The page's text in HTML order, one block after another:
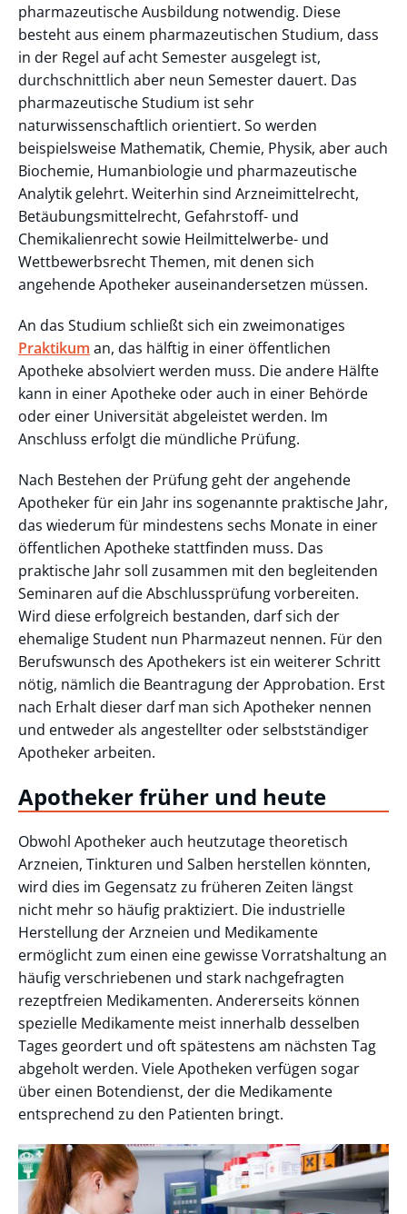
pharmazeutische Ausbildung notwendig. Diese
besteht aus einem pharmazeutischen Studium, dass
in der Regel auf acht Semester ausgelegt ist,
durchschnittlich aber neun Semester dauert. Das
pharmazeutische Studium ist sehr
naturwissenschaftlich orientiert. So werden
beispielsweise Mathematik, Chemie, Physik, aber auch
Biochemie, Humanbiologie und pharmazeutische
Analytik gelehrt. Weiterhin sind Arzneimittelrecht,
Betäubungsmittelrecht, Gefahrstoff- und
Chemikalienrecht sowie Heilmittelwerbe- und
Wettbewerbsrecht Themen, mit denen sich
angehende Apotheker auseinandersetzen müssen.
An das Studium schließt sich ein zweimonatiges
Praktikum an, das hälftig in einer öffentlichen
Apotheke absolviert werden muss. Die andere Hälfte
kann in einer Apotheke oder auch in einer Behörde
oder einer Universität abgeleistet werden. Im
Anschluss erfolgt die mündliche Prüfung.
Nach Bestehen der Prüfung geht der angehende
Apotheker für ein Jahr ins sogenannte praktische Jahr,
das wiederum für mindestens sechs Monate in einer
öffentlichen Apotheke stattfinden muss. Das
praktische Jahr soll zusammen mit den begleitenden
Seminaren auf die Abschlussprüfung vorbereiten.
Wird diese erfolgreich bestanden, darf sich der
ehemalige Student nun Pharmazeut nennen. Für den
Berufswunsch des Apothekers ist ein weiterer Schritt
nötig, nämlich die Beantragung der Approbation. Erst
nach Erhalt dieser darf man sich Apotheker nennen
und entweder als angestellter oder selbstständiger
Apotheker arbeiten.
Apotheker früher und heute
Obwohl Apotheker auch heutzutage theoretisch
Arzneien, Tinkturen und Salben herstellen könnten,
wird dies im Gegensatz zu früheren Zeiten längst
nicht mehr so häufig praktiziert. Die industrielle
Herstellung der Arzneien und Medikamente
ermöglicht zum einen eine gewisse Vorratshaltung an
häufig verschriebenen und stark nachgefragten
rezeptfreien Medikamenten. Andererseits können
spezielle Medikamente meist innerhalb desselben
Tages geordert und oft spätestens am nächsten Tag
abgeholt werden. Viele Apotheken verfügen sogar
über einen Botendienst, der die Medikamente
entsprechend zu den Patienten bringt.